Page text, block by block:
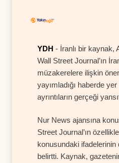
YDH - İranlı bir kaynak,
Wall Street Journal’ın
müzakerelere ilişkin
yayımladığı haberde
ayrıntıların gerçeği
Nur News ajansına
Street Journal’ın
konusundaki ifadelerinin
belirtti. Kaynak,